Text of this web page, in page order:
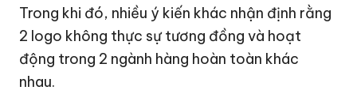
Trong khi đó, nhiều ý kiến khác nhận định rằng
2 logo không thực sự tương đồng và hoạt
động trong 2 ngành hàng hoàn toàn khác
nhau.